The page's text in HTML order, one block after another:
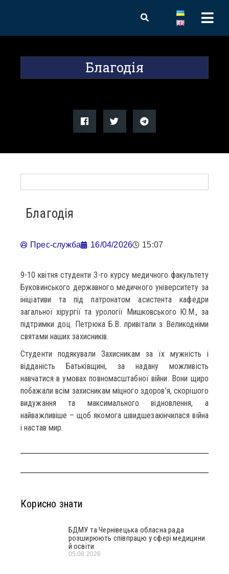
Благодія
Благодія
Прес-служба 16/04/2026 15:07
9-10 квітня студенти 3-го курсу медичного факультету
Буковинського державного медичного університету за
ініціативи та під патронатом асистента кафедри
загальної хірургії та урології Мишковського Ю.М., за
підтримки доц. Петрюка Б.В. привітали з Великодніми
святами наших захисників.
Студенти подякували Захисникам за їх мужність і
відданість Батьківщині, за надану можливість
навчатися в умовах повномасштабної війни. Вони щиро
побажали всім захисникам міцного здоров’я, скорішого
видужання та максимального відновлення, а
найважливіше – щоб якомога швидшезакінчилася війна
і настав мир.
Корисно знати
БДМУ та Чернівецька обласна рада
розширюють співпрацю у сфері медицини
й освіти
05.08.2026